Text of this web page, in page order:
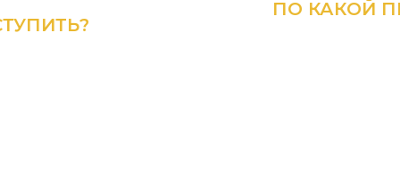
ПО КАКОЙ ПРОГРАММЕ?
ОЗНАКОМЬТЕСЬ С КАТАЛОГОМ